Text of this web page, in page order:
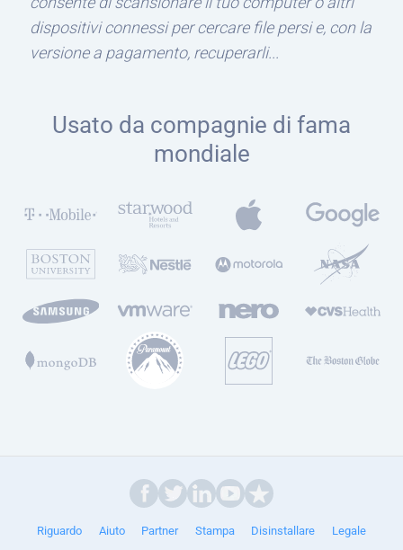
dispositivi connessi per cercare file persi e, con la
versione a pagamento, recuperarli...
Usato da compagnie di fama
mondiale
Riguardo Aiuto Partner Stampa Disinstallare Legale